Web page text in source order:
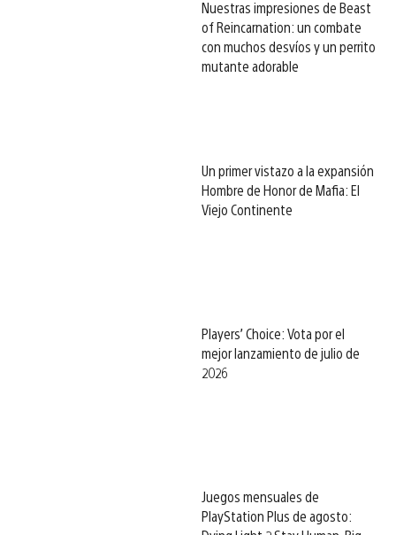
Nuestras impresiones de Beast
of Reincarnation: un combate
con muchos desvíos y un perrito
mutante adorable
Un primer vistazo a la expansión
Hombre de Honor de Mafia: El
Viejo Continente
Players’ Choice: Vota por el
mejor lanzamiento de julio de
2026
Juegos mensuales de
PlayStation Plus de agosto: